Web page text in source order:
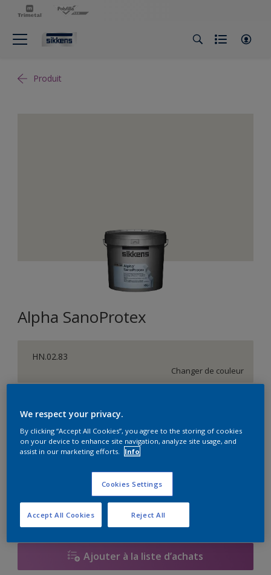
Produit
Alpha SanoProtex
HN.02.83
Changer de couleur
Quantité Calculateur de peinture
Ajouter à la liste d’achats
We respect your privacy.
By clicking “Accept All Cookies”, you agree to the storing of cookies
on your device to enhance site navigation, analyze site usage, and
assist in our marketing efforts.
Info
Cookies Settings
Reject All
Accept All Cookies